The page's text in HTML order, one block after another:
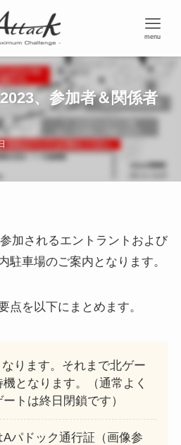
menu
、参加者＆関係者
加されるエントラントおよび
駐車場のご案内となります。
点を以下にまとめます。
ります。それまで北ゲー
となります。（通常よく
トは終日閉鎖です）
パドック通行証（画像参